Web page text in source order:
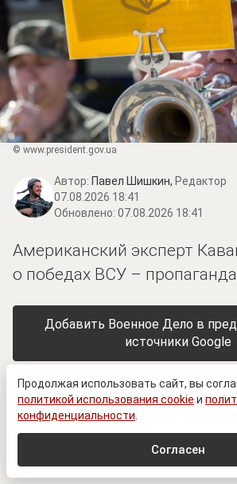
© www.prеsidеnt.gоv.uа
Автор: Павел Шишкин, Редактор
07.08.2026 18:41
Обновлено: 07.08.2026 18:41
Американский эксперт
о победах ВСУ –
Добавить Военное Дело в
источники Google
Продолжая использовать сайт, вы
политикой использования cookie и
конфиденциальности
Согласен